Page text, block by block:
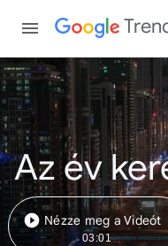
Az év
Nézze meg a Videót
03:01